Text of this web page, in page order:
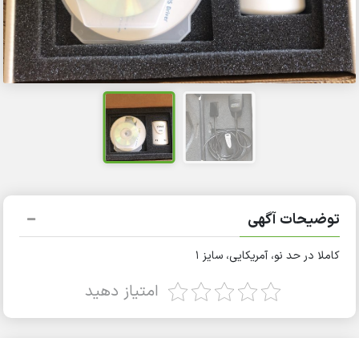
توضیحات آگهی
کاملا در حد نو، آمریکایی، سایز 1
امتیاز دهید